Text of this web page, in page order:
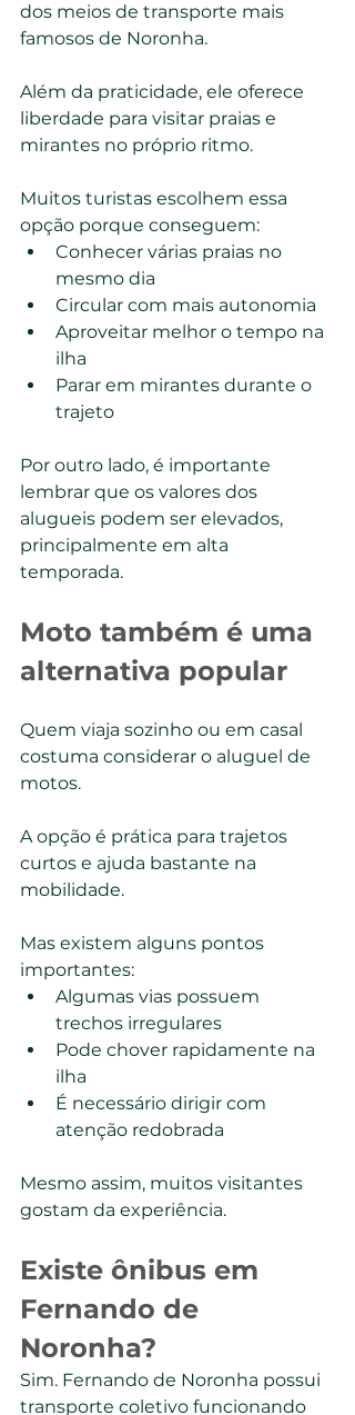
dos meios de transporte mais
famosos de Noronha.
Além da praticidade, ele oferece
liberdade para visitar praias e
mirantes no próprio ritmo.
Muitos turistas escolhem essa
opção porque conseguem:
Conhecer várias praias no
mesmo dia
Circular com mais autonomia
Aproveitar melhor o tempo na
ilha
Parar em mirantes durante o
trajeto
Por outro lado, é importante
lembrar que os valores dos
alugueis podem ser elevados,
principalmente em alta
temporada.
Moto também é uma
alternativa popular
Quem viaja sozinho ou em casal
costuma considerar o aluguel de
motos.
A opção é prática para trajetos
curtos e ajuda bastante na
mobilidade.
Mas existem alguns pontos
importantes:
Algumas vias possuem
trechos irregulares
Pode chover rapidamente na
ilha
É necessário dirigir com
atenção redobrada
Mesmo assim, muitos visitantes
gostam da experiência.
Existe ônibus em
Fernando de
Noronha?
Sim. Fernando de Noronha possui
transporte coletivo funcionando